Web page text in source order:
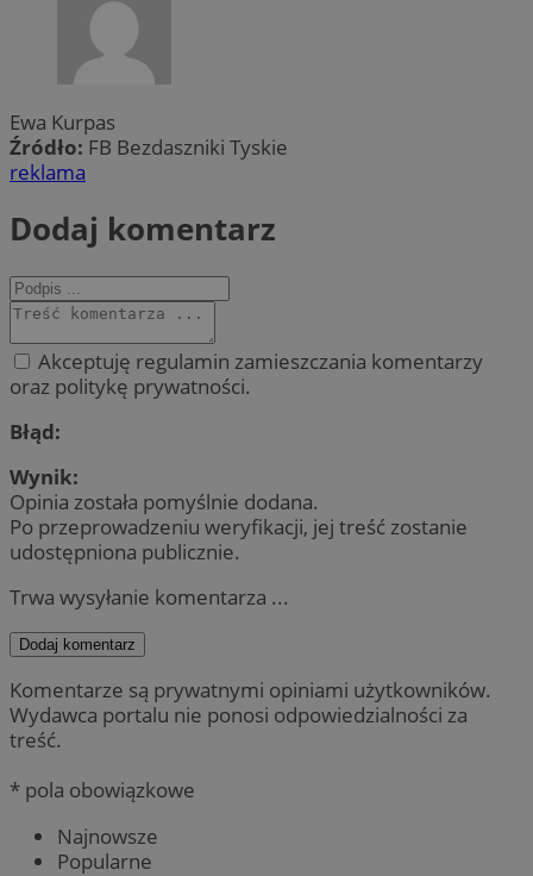
Ewa Kurpas
Źródło: FB Bezdaszniki Tyskie
reklama
Dodaj komentarz
Akceptuję regulamin zamieszczania komentarzy
oraz politykę prywatności.
Błąd:
Wynik:
Opinia została pomyślnie dodana.
Po przeprowadzeniu weryfikacji, jej treść zostanie
udostępniona publicznie.
Trwa wysyłanie komentarza ...
Dodaj komentarz
Komentarze są prywatnymi opiniami użytkowników.
Wydawca portalu nie ponosi odpowiedzialności za
treść.
* pola obowiązkowe
Najnowsze
Popularne